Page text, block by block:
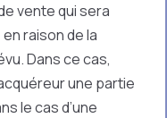
vente qui sera
raison de la
Dans ce cas,
une partie
le cas d’une